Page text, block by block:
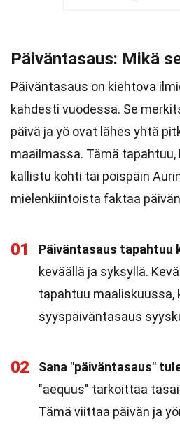
Päiväntasaus: Mikä
Päiväntasaus on kiehtova
kahdesti vuodessa. Se
päivä ja yö ovat lähes yhtä
maailmassa. Tämä tapahtuu,
kallistu kohti tai poispäin
mielenkiintoista faktaa
01 Päiväntasaus tapahtuu
keväällä ja syksyllä.
tapahtuu maaliskuussa,
syyspäiväntasaus
02 Sana "päiväntasaus"
"aequus" tarkoittaa
Tämä viittaa päivän ja